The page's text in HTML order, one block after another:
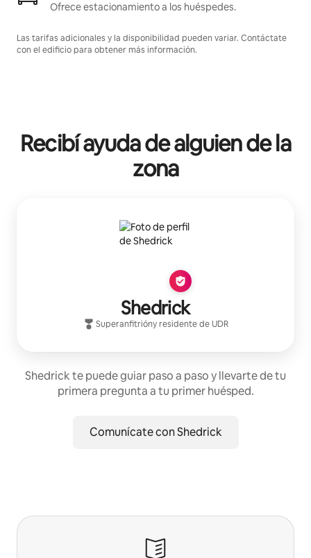
Ofrece estacionamiento a los huéspedes.
Las tarifas adicionales y la disponibilidad pueden variar. Contáctate
con el edificio para obtener más información.
Recibí ayuda de alguien de la
zona
Shedrick
Superanfitrióny residente deUDR
Shedrick te puede guiar paso a paso y llevarte de tu
primera pregunta a tu primer huésped.
Comunícate con Shedrick